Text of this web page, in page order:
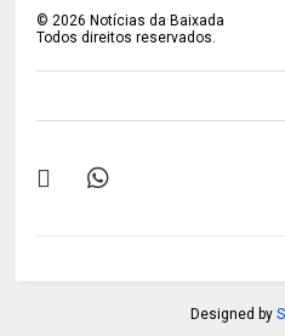
©2026 Notícias da Baixada
Todos direitos reservados.
Designed by